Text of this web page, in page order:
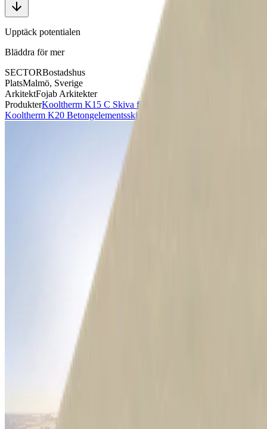
Upptäck potentialen
Bläddra för mer
SECTORBostadshus
PlatsMalmö, Sverige
ArkitektFojab Arkitekter
ProdukterKooltherm K15 C Skiva för ventilerad fasad
Kooltherm K20 Betongelementsskiva